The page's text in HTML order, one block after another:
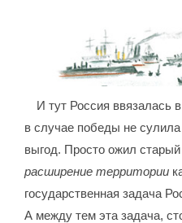
И тут Россия ввязалась
в случае победы не
выгод. Просто ожил
расширение территории
государственная задача
А между тем эта задача,